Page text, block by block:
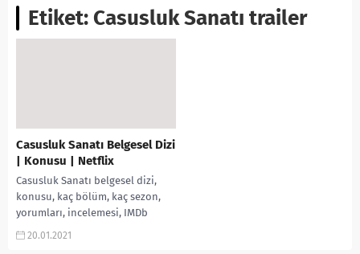
Etiket:Casusluk Sanatı trailer
Casusluk Sanatı Belgesel Dizi
| Konusu | Netflix
Casusluk Sanatı belgesel dizi,
konusu, kaç bölüm, kaç sezon,
yorumları, incelemesi, IMDb
puanı, Netflix Belgeselleri,
20.01.2021